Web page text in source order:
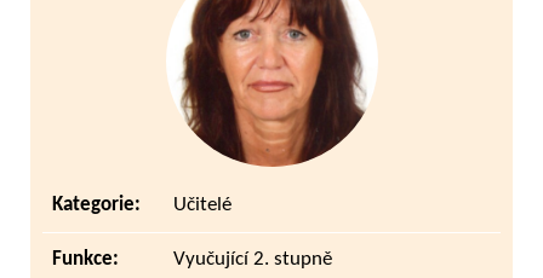
Kategorie: Učitelé
Funkce: Vyučující 2. stupně